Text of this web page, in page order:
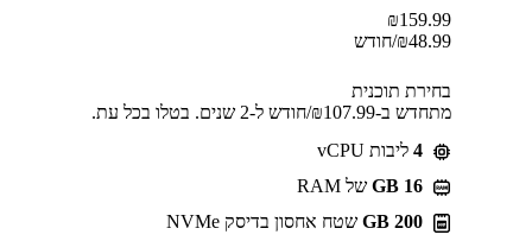
159.99
₪
48.99
₪/חודש
בחירת תוכנית
מתחדש ב-⁦107.99⁩₪/חודש ל-2 שנים. בטלו בכל עת.
4 ליבות vCPU
GB 16 של RAM
200 GB
שטח אחסון בדיסק NVMe